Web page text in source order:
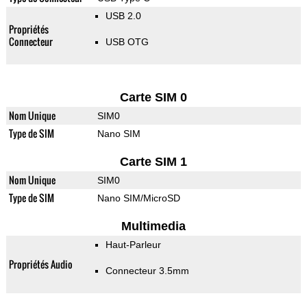
Propriétés
Connecteur
USB 2.0
USB OTG
Carte SIM 0
Nom Unique SIM0
Type de SIM Nano SIM
Carte SIM 1
Nom Unique SIM0
Type de SIM Nano SIM/MicroSD
Multimedia
Propriétés Audio
Haut-Parleur
Connecteur 3.5mm